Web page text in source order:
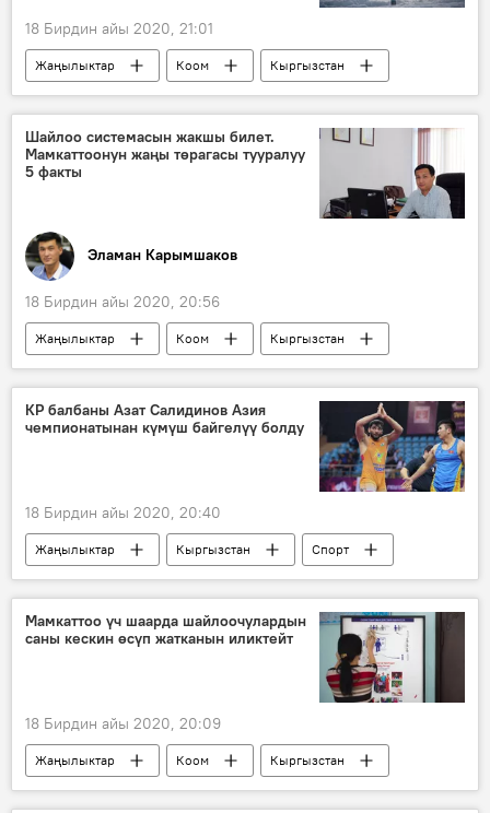
18 Бирдин айы 2020, 21:01
Жаңылыктар Коом
Кыргызстан
аба ырайы
Шайлоо системасын жакшы билет.
Мамкаттоонун жаңы төрагасы тууралуу
5 факты
Эламан Карымшаков
18 Бирдин айы 2020, 20:56
Жаңылыктар Коом
Кыргызстан
Мамлекеттик каттоо кызматы
төрага
дайындоо
портал
долбоорлор
чыгуу
КР балбаны Азат Салидинов Азия
чемпионатынан күмүш байгелүү болду
18 Бирдин айы 2020, 20:40
Жаңылыктар Кыргызстан
Спорт
Азия
Дүйнөдө
Индия
Азия чемпионаты
балбан медаль
Мамкаттоо үч шаарда шайлоочулардын
саны кескин өсүп жатканын иликтейт
18 Бирдин айы 2020, 20:09
Жаңылыктар Коом
Кыргызстан
Ош
Каракол
Токмок